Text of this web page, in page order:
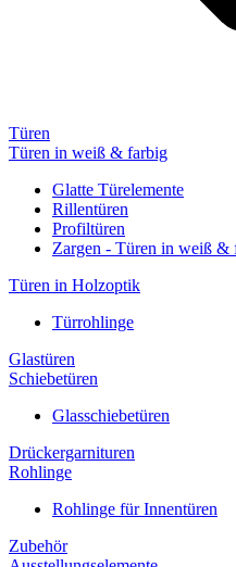
Türen
Türen in weiß & farbig
Glatte Türelemente
Rillentüren
Profiltüren
Zargen - Türen in weiß &
Türen in Holzoptik
Türrohlinge
Glastüren
Schiebetüren
Glasschiebetüren
Drückergarnituren
Rohlinge
Rohlinge für Innentüren
Zubehör